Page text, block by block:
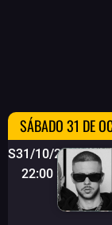
SÁBADO 31 DE
S31/10/26
22:00